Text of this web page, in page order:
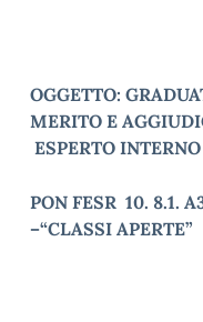
OGGETTO:
MERITO E
ESPERTO
PON FESR 10. 8.1.
–“CLASSI APERTE”